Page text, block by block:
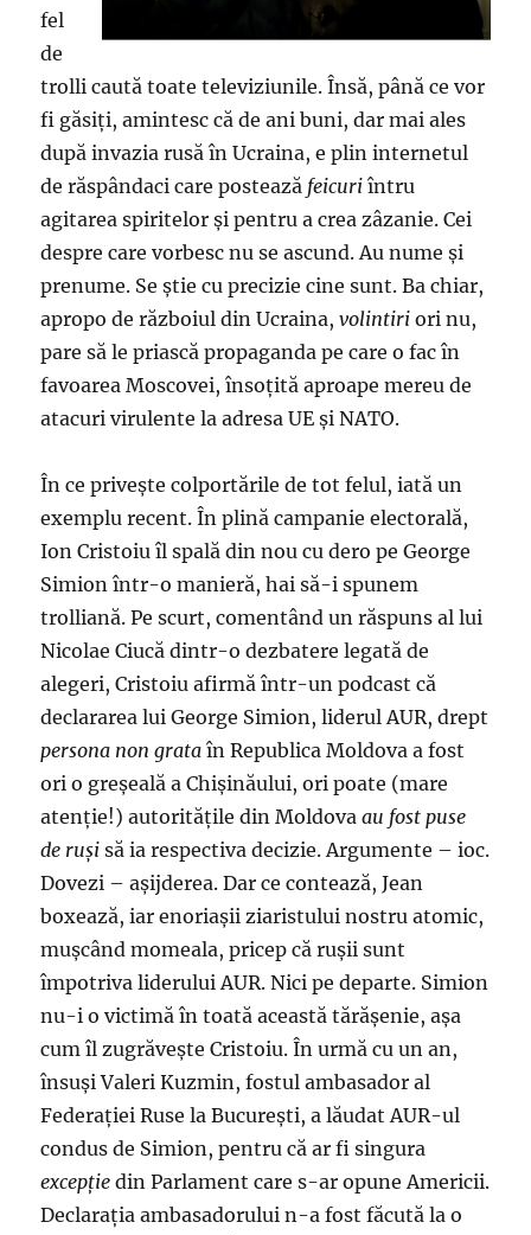
fel
de
trolli caută toate televiziunile. Însă, până ce vor
fi găsiţi, amintesc că de ani buni, dar mai ales
după invazia rusă în Ucraina, e plin internetul
de răspândaci care postează feicuri întru
agitarea spiritelor şi pentru a crea zâzanie. Cei
despre care vorbesc nu se ascund. Au nume şi
prenume. Se ştie cu precizie cine sunt. Ba chiar,
apropo de războiul din Ucraina,volintiri ori nu,
pare să le priască propaganda pe care o fac în
favoarea Moscovei, însoţită aproape mereu de
atacuri virulente la adresa UE şi NATO.
În ce priveşte colportările de tot felul, iată un
exemplu recent. În plină campanie electorală,
Ion Cristoiu îl spală din nou cu dero pe George
Simion într-o manieră, hai să-i spunem
trolliană. Pe scurt, comentând un răspuns al lui
Nicolae Ciucă dintr-o dezbatere legată de
alegeri, Cristoiu afirmă într-un podcast că
declararea lui George Simion, liderul AUR, drept
persona non grata în Republica Moldova a fost
ori o greşeală a Chişinăului, ori poate (mare
atenţie!) autorităţile din Moldovaau fost puse
de ruşi să ia respectiva decizie. Argumente – ioc.
Dovezi – aşijderea. Dar ce contează, Jean
boxează, iar enoriaşii ziaristului nostru atomic,
muşcând momeala, pricep că ruşii sunt
împotriva liderului AUR. Nici pe departe. Simion
nu-i o victimă în toată această tărăşenie, aşa
cum îl zugrăveşte Cristoiu. În urmă cu un an,
însuşi Valeri Kuzmin, fostul ambasador al
Federaţiei Ruse la Bucureşti, a lăudat AUR-ul
condus de Simion, pentru că ar fi singura
excepție din Parlament care s-ar opune Americii.
Declarația ambasadorului n-a fost făcută la o